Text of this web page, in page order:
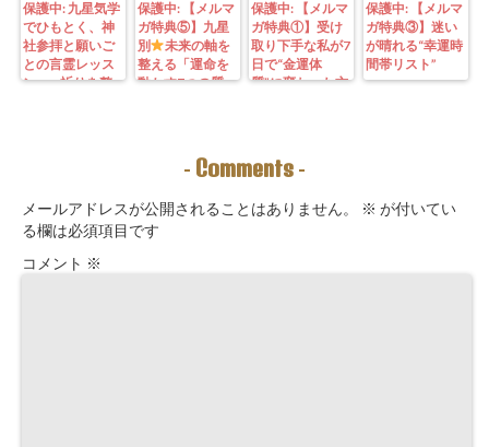
保護中: 九星気学
でひもとく、神
社参拝と願いご
との言霊レッス
ン—— 祈りを整
保護中: 【メルマ
ガ特典⑤】九星
別
未来の軸を
整える「運命を
動かす7つの質
ーチングできま
保護中: 【メルマ
ガ特典①】受け
取り下手な私が7
日で“金運体
質”に変わった方
九星別・金運ブ
ロックを外す開
保護中: 【メルマ
ガ特典③】迷い
が晴れる“幸運時
間帯リスト”
- Comments -
メールアドレスが公開されることはありません。 ※ が付いてい
る欄は必須項目です
コメント ※